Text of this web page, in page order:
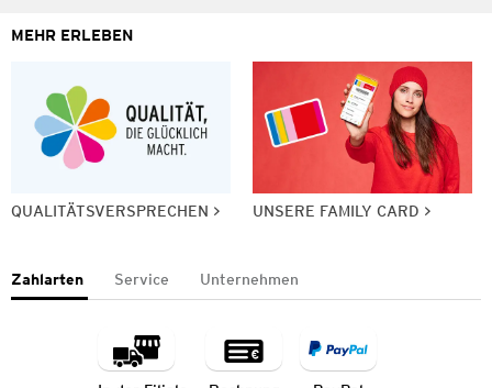
MEHR ERLEBEN
QUALITÄTSVERSPRECHEN UNSERE FAMILY CARD
Zahlarten Service Unternehmen